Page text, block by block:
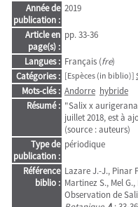
Année de
publication :
2019
Article en
page(s) :
pp. 33-36
Langues : Français (fre)
Catégories : [Espèces (in biblio)]
Mots-clés : Andorre hybride
Résumé : "Salix x
juillet 2018, est à
(source : auteurs)
Type de
publication :
périodique
Référence
biblio :
Lazare J.-J., Pinar
Martinez S., Mel
Observation de